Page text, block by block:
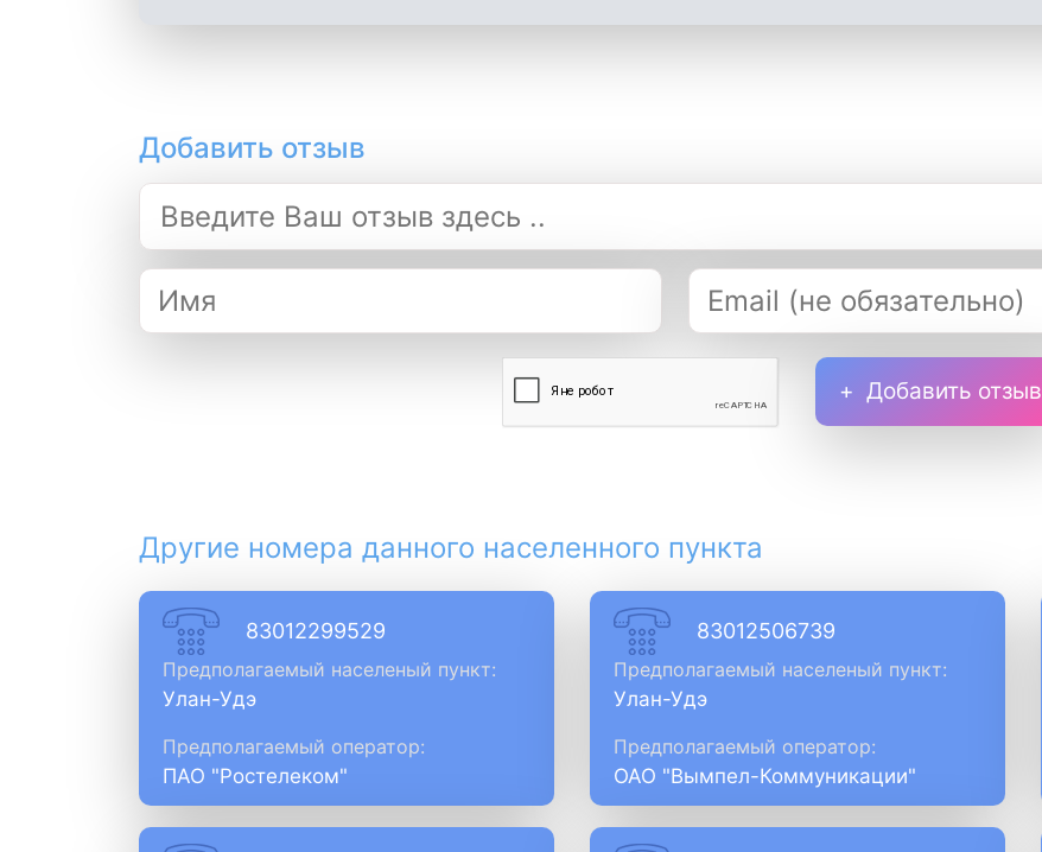
Добавить отзыв
Добавить отзыв
Другие номера данного населенного пункта
83012299529
Предполагаемый населеный пункт:
Улан-Удэ
Предполагаемый оператор:
ПАО "Ростелеком"
83012506739
Предполагаемый населеный пункт:
Улан-Удэ
Предполагаемый оператор:
ОАО "Вымпел-Коммуникации"